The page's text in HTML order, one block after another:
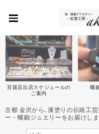
百貨店出店スケジュールの
ご案内
螺
古都 金沢から､漆塗りの伝統工
ー・螺鈿ジュエリーをお届けし